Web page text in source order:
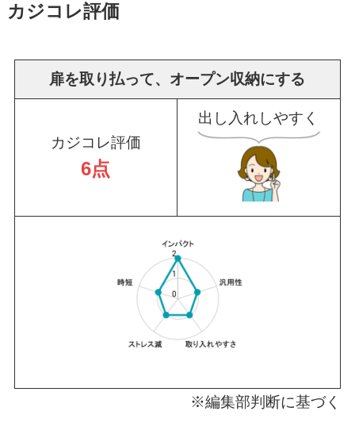
カジコレ評価
扉を取り払って、オープン収納にする
カジコレ評価
6点
出し入れしやすく
※編集部判断に基づく